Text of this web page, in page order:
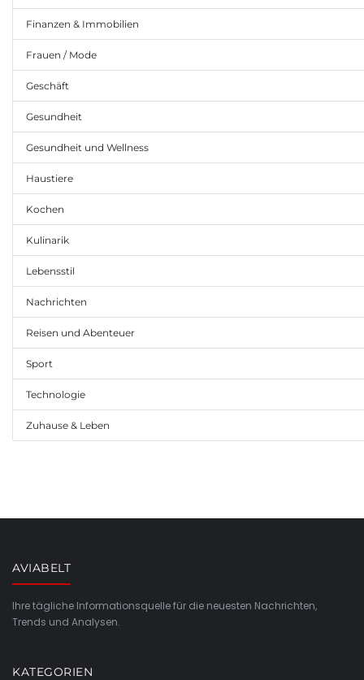
Finanzen & Immobilien
Frauen / Mode
Geschäft
Gesundheit
Gesundheit und Wellness
Haustiere
Kochen
Kulinarik
Lebensstil
Nachrichten
Reisen und Abenteuer
Sport
Technologie
Zuhause & Leben
AVIABELT
Ihre tägliche Informationsquelle für die neuesten Nachrichten,
Trends und Analysen.
KATEGORIEN